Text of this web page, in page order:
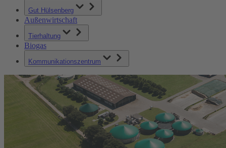
Gut Hülsenberg
Außenwirtschaft
Tierhaltung
Biogas
Kommunikationszentrum